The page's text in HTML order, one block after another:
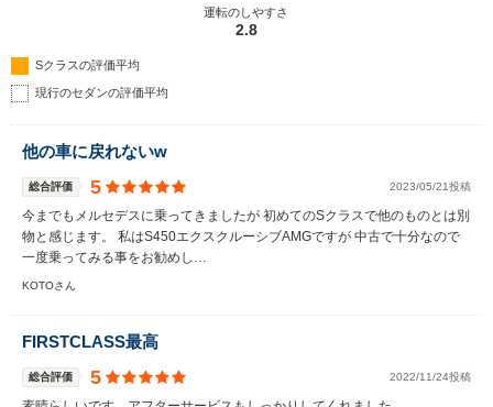
運転のしやすさ
2.8
Sクラスの評価平均
現行のセダンの評価平均
他の車に戻れないw
総合評価 5 2023/05/21投稿
今までもメルセデスに乗ってきましたが 初めてのSクラスで他のものとは別
物と感じます。 私はS450エクスクルーシブAMGですが 中古で十分なので
一度乗ってみる事をお勧めし…
KOTOさん
FIRSTCLASS最高
総合評価 5 2022/11/24投稿